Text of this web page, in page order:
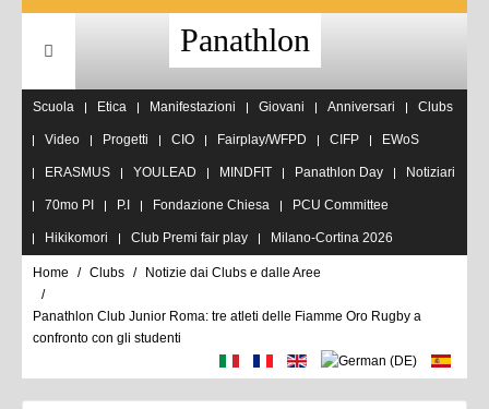
Panathlon
Scuola Etica Manifestazioni Giovani Anniversari Clubs
Video Progetti CIO Fairplay/WFPD CIFP EWoS
ERASMUS YOULEAD MINDFIT Panathlon Day Notiziari
70mo PI P.I Fondazione Chiesa PCU Committee
Hikikomori Club Premi fair play Milano-Cortina 2026
Home Clubs Notizie dai Clubs e dalle Aree
Panathlon Club Junior Roma: tre atleti delle Fiamme Oro Rugby a
confronto con gli studenti